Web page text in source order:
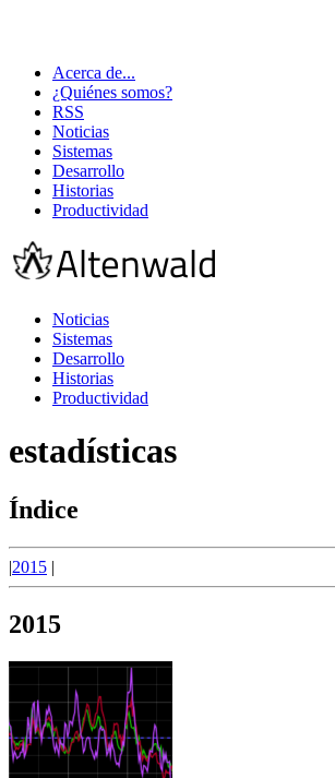
Acerca de...
¿Quiénes somos?
RSS
Noticias
Sistemas
Desarrollo
Historias
Productividad
Noticias
Sistemas
Desarrollo
Historias
Productividad
estadísticas
Índice
|2015 |
2015